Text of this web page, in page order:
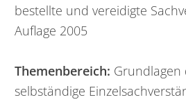
bestellte und vereidigte
Auflage 2005
Themenbereich: Grundlagen
selbständige